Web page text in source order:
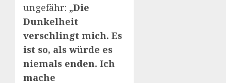
ungefähr: „Die
Dunkelheit
verschlingt mich. Es
ist so, als würde es
niemals enden. Ich
mache